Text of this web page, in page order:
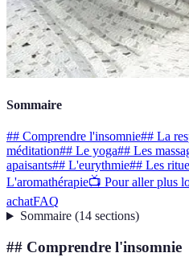
Sommaire
## Comprendre l'insomnie## La
méditation## Le yoga## Les
apaisants## L'eurythmie## Les
L'aromathérapie📺 Pour aller plus
achatFAQ
Sommaire(14 sections)
## Comprendre l'insomnie